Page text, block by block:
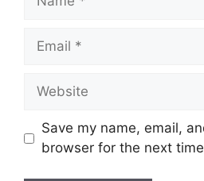
Save my name, email,
browser for the next